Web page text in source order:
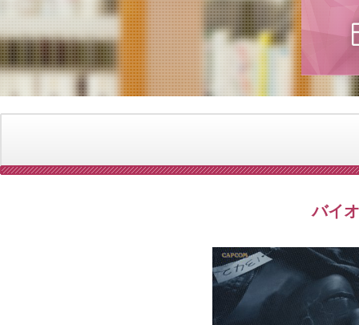
バイ